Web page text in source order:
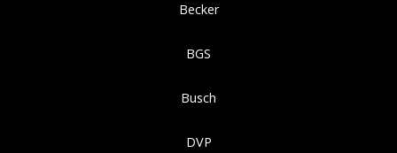
Becker
BGS
Busch
DVP